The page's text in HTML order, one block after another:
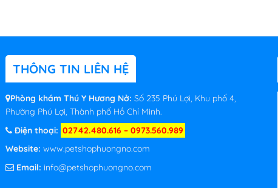
THÔNG TIN LIÊN HỆ
Phòng khám Thú Y Hương Nở: Số 235 Phú Lợi, Khu phố 4,
Phường Phú Lợi, Thành phố Hồ Chí Minh.
Điện thoại: 02742.480.616 – 0973.560.989
Website: www.petshophuongno.com
Email: info@petshophuongno.com